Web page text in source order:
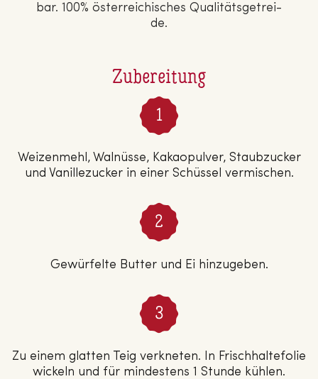
Zubereitung
Weizenmehl, Walnüsse, Kakaopulver, Staubzucker
und Vanillezucker in einer Schüssel vermischen.
Gewürfelte Butter und Ei hinzugeben.
Zu einem glatten Teig verkneten. In Frischhaltefolie
wickeln und für mindestens 1 Stunde kühlen.
bar. 100% ös­ter­rei­chi­sches Qua­li­täts­ge­trei­
de.